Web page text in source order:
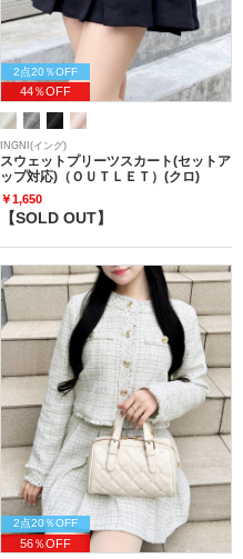
2点20％OFF
44％OFF
INGNI(イング)
スウェットプリーツスカート(セットア
ップ対応)（ＯＵＴＬＥＴ）(クロ)
￥1,650
【SOLD OUT】
2点20％OFF
56％OFF